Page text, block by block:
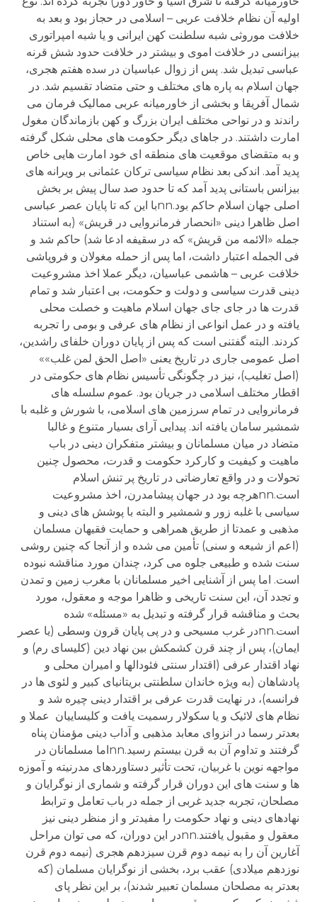
اولیه آن نظام خلافت عربی – اسلامی در حجاز بود و بعد به
خلافت موروثی شبه سلطنت کهن ایرانی و یا شبه امپراتوری
بیزانسی در خلافت اموی و بیشتر در خلافت حدود شش قرنه
عباسی تبدیل شد. پس از زوال عباسیان در سده هفتم هجری،
جهان اسلام به پاره های مختلف و حتی متضاد تقسیم شد. در
شمال آفریقا و بخشی از خاورمیانه عربی ممالیک فرمان می
راندند و در نواحی مختلف ایران بزرگ و کهن بازماندگان مغول
امارت داشتند. در جاهای دیگر حکومت های محلی شکل گرفته
و به متقضای موقعیت های منطقه ای خود امارت هایی خاص
پدید آمد. اندکی بعد نظام سیاسی ترکان عثمانی بر ویرانه های
بیزانس باستانی پدید آمد که تا حدود صد سال پیش بر بخش
اصلی جهان اسلام حاکم بود.nnبا این که تا پایان عصر عباسی
اصل ظاهرا دینی «انحصار فرمانروایی در قریش» (به استناد
جمله «الائمه من قریش» که در سقیفه ادعا شد) حاکم شد و
فی الجمله اعتبار داشت، اما پس از حمله مغولان و فروپاشی
خلافت عربی – هاشمی عباسیان، دیگر عملا اخذ مشروعیت
دینی قدرت سیاسی و دولت و حکومت، بی اعتبار شد و تمام
قدرت ها در جای جای جهان اسلام ماهیت و خصلت محلی
یافته و در عمل انواعی از نظام های عرفی و بومی را تجربه
کردند. البته گفتنی است که پس از پایان دوران خلفای راشدین،
اصل عمومی جاری در تاریخ یعنی «اصل الحق لمن غلب»»
(اصل تغلیب)، نیز در چگونگی تأسیس نظام های حکومتی در
اقطار مختلف اسلامی در جریان بود. عموم سلسله های
فرمانروایی در تمام سرزمین های اسلامی، با شورش و غلبه با
شمشیر سامان یافته اند. پیدایی آرای بسیار متنوع و غالبا
متضاد در میان مسلمانان و بیشتر متفکران دینی در باب
ماهیت و کیفیت و کارکرد حکومت و قدرت، محصول چنین
تحولات و در واقع تعارضاتی در تاریخ پر تنش اسلام
است.nnهرچه بود در جهان پیشامدرن، اخذ مشروعیت
سیاسی با غلبه زور و شمشیر و البته با پوشش های دینی و
مذهبی و عمدتا از طریق همراهی و حمایت فقیهان مسلمان
(اعم از شیعه و سنی) تأمین می شده و از آنجا که چنین روشی
سنت شده و طبیعی جلوه می کرد، چندان مورد مناقشه نبوده
است. اما پس از آشنایی اخیر مسلمانان با مغرب زمین و تمدن
و تجدد آن، این سنت تاریخی و ظاهرا موجه و معقول، مورد
بحث و مناقشه قرار گرفته و تبدیل به «مسئله» شده
است.nnدر غرب مسیحی و در پی پایان قرون وسطی (یا عصر
ایمان)، پس از چند قرن کشمکش بین نهاد دین (کلیسای رم) و
نهاد اقتدار عرفی (اقتدار سنتی فئودالها و امیران محلی و
پادشاهان (به ویژه خاندان سلطنتی بریتانیای کبیر و لئوی ها در
فرانسه)، در نهایت قدرت عرفی بر اقتدار دینی چیره شد و
نظام های لائیک و یا سکولار رسمیت یافت و کلیساییان عملا و
بعدتر رسما در انزوای معابد مذهبی و آداب دینی مؤمنان پناه
گرفتند و تداوم آن به قرن بیستم رسید.nnاما مسلمانان در
مواجهه نوین با غربیان، تحت تأثیر دستاوردهای مدرنیته و آموزه
ها و سنت های این دوران قرار گرفته و شماری از نوگرایان و
مصلحان، تجربه جدید غربی از جمله در باب تعامل و ترابط
نهادهای دینی و نهاد حکومت را مفیدتر و از منظر دینی نیز
معقول و مقبول یافتند.nnدر این دوران، که می توان مراحل
آغارین آن را به نیمه دوم قرن سیزدهم هجری (نیمه دوم قرن
نوزدهم میلادی) عقب برد، بخشی از نوگرایان مسلمان (که
بعدتر به مصلحان مسلمان تعبیر شدند)، بر این نظر پای